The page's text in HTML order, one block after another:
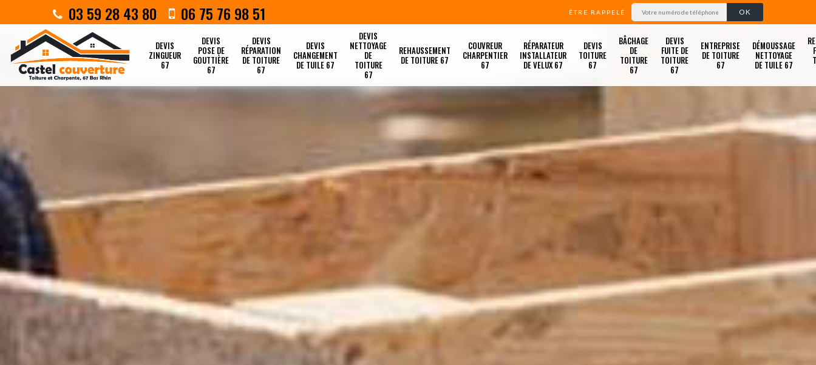
03 59 28 43 80 06 75 76 98 51 ÊTRE RAPPELÉ
DEVIS
ZINGUEUR
67
DEVIS
POSE DE
GOUTTIÈRE
67
DEVIS
RÉPARATION
DE TOITURE
67
DEVIS
CHANGEMENT
DE TUILE 67
DEVIS
NETTOYAGE
DE
TOITURE
67
REHAUSSEMENT
DE TOITURE 67
COUVREUR
CHARPENTIER
67
RÉPARATEUR
INSTALLATEUR
DE VELUX 67
DEVIS
TOITURE
67
BÂCHAGE
DE
TOITURE
67
DEVIS
FUITE DE
TOITURE
67
ENTREPRISE
DE TOITURE
67
DÉMOUSSAGE
NETTOYAGE
DE TUILE 67